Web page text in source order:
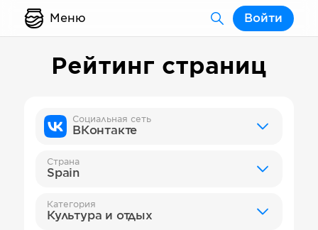
Меню Войти
Рейтинг страниц
Социальная сеть
ВКонтакте
Страна
Spain
Категория
Культура и отдых